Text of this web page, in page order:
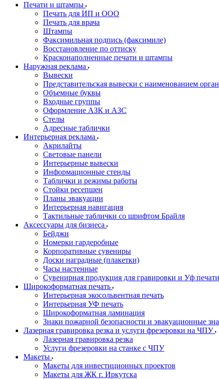
Печати и штампы
Печать для ИП и ООО
Печать для врача
Штампы
Факсимильная подпись (факсимиле)
Восстановление по оттиску
Красконаполненные печати и штампы
Наружная реклама
Вывески
Представительская вывески с наименованием
Объемные буквы
Входные группы
Оформление АЗК и АЗС
Стелы
Адресные таблички
Интерьерная реклама
Акрилайты
Световые панели
Интерьерные вывески
Информационные стенды
Таблички и режимы работы
Стойки ресепшен
Планы эвакуации
Интерьерная навигация
Тактильные таблички со шрифтом Брайля
Аксессуары для бизнеса
Бейджи
Номерки гардеробные
Корпоративные сувениры
Доски наградные (плакетки)
Часы настенные
Сувенирная продукция для гравировки и Уф печати
Широкоформатная печать
Интерьерная экосольвентная печать
Интерьерная УФ печать
Широкоформатная ламинация
Знаки пожарной безопасности и эвакуационные
Лазерная гравировка резка и услуги фрезеровки на ЧПУ
Лазерная гравировка резка
Услуги фрезеровки на станке с ЧПУ
Макеты
Макеты для инвестиционных проектов
Макеты для ЖК г. Иркутска